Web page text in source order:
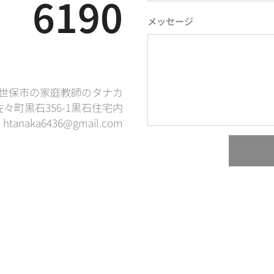
6190
保市の家庭教師のタナカ
町黒石356-1黒石住宅内
htanaka6436@gmail.com
メッセージ